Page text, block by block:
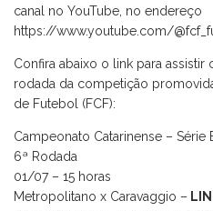
canal no YouTube, no endereço
https://www.youtube.com/
Confira abaixo o link para
rodada da competição
de Futebol (FCF):
Campeonato Catarinense – Série
6ª Rodada
01/07 – 15 horas
Metropolitano x Caravaggio –